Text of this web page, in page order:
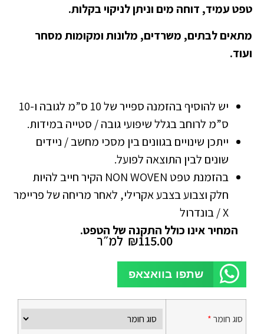
טפט עמיד, דוחה מים וניתן לניקוי בקלות.
מתאים לבתים, משרדים, מלונות ומקומות מסחר
ועוד.
יש להוסיף בהזמנה ספייר של 10 ס”מ לגובה ו-10
ס”מ לרוחב בגלל שיפועי גובה / סטייה במידות.
ייתכן שינויים בגוונים בין מסכי מחשב / ניידים
שונים לבין התוצאה לפועל.
בהזמנת טפט NON WOVEN הקיר חייב להיות
חלק וצבוע בצבע אקרילי, לאחר מריחה של פריימר
X / בונדרול
המחיר אינו כולל התקנה של הטפט.
₪115.00 למ״ר
שתפו בוואצאפ
סוג חומר*